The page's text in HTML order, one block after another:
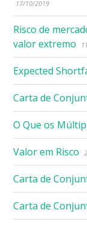
17/10/2019
Risco de
valor extremo
Expected
Carta de
O Que os
Valor em Risco
Carta de
Carta de